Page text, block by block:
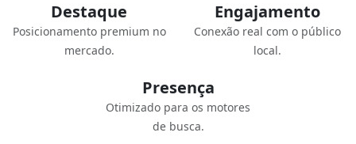
Destaque
Posicionamento premium no
mercado.
Engajamento
Conexão real com o público
local.
Presença
Otimizado para os motores
de busca.